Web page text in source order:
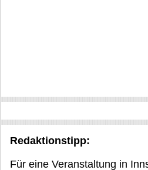
Redaktionstipp:
Für eine Veranstaltung in